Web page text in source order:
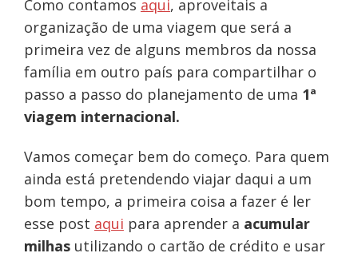
Como contamos aqui, aproveitais a
organização de uma viagem que será a
primeira vez de alguns membros da nossa
família em outro país para compartilhar o
passo a passo do planejamento de uma 1ª
viagem internacional.
Vamos começar bem do começo. Para quem
ainda está pretendendo viajar daqui a um
bom tempo, a primeira coisa a fazer é ler
esse post aqui para aprender a acumular
milhasutilizando o cartão de crédito e usar